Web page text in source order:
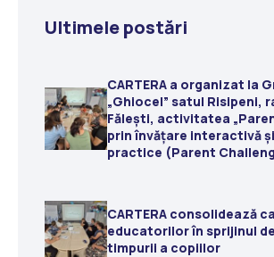
Ultimele postări
CARTERA a organizat la
„Ghiocel” satul Risipeni,
Fălești, activitatea
prin învățare interactivă
practice (Parent
CARTERA consolidează
educatorilor în sprijinul
timpurii a copiilor